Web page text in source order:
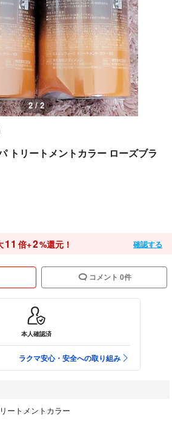
2 / 2
トリートメントカラー ローズブラ
11 倍+2%還元！ 確認する
コメント 0件
本人確認済
ラクマ安心・安全への取り組み
ートメントカラー